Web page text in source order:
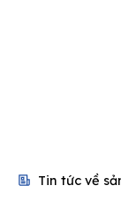
Tin tức về